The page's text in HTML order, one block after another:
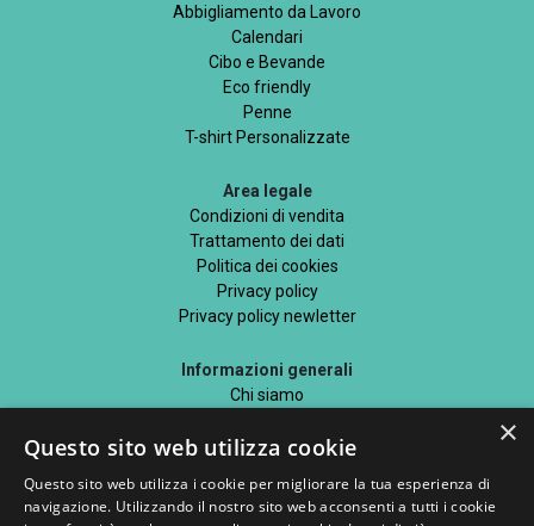
Abbigliamento da Lavoro
Calendari
Cibo e Bevande
Eco friendly
Penne
T-shirt Personalizzate
Area legale
Condizioni di vendita
Trattamento dei dati
Politica dei cookies
Privacy policy
Privacy policy newletter
Informazioni generali
Chi siamo
Blog
×
Questo sito web utilizza cookie
Questo sito web utilizza i cookie per migliorare la tua esperienza di
navigazione. Utilizzando il nostro sito web acconsenti a tutti i cookie